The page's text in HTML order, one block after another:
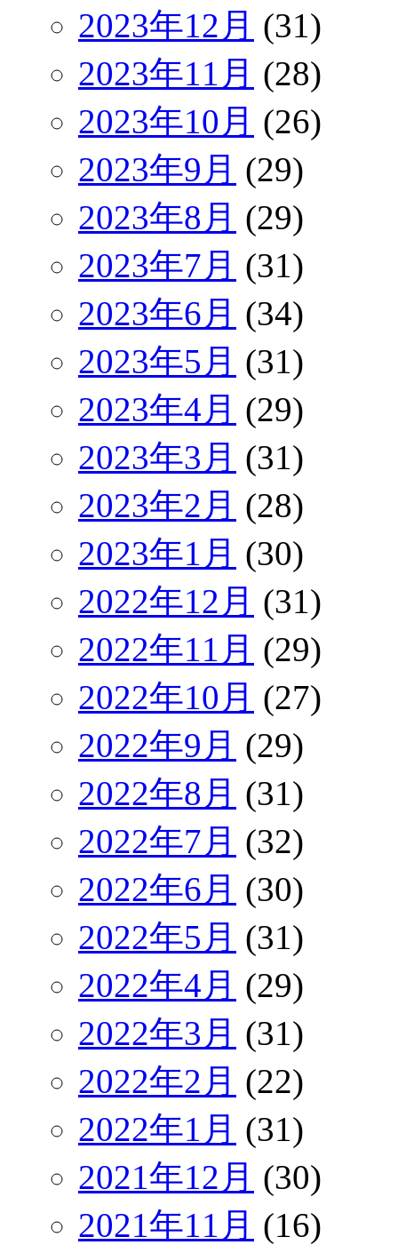
2023年12月 (31)
2023年11月 (28)
2023年10月 (26)
2023年9月 (29)
2023年8月 (29)
2023年7月 (31)
2023年6月 (34)
2023年5月 (31)
2023年4月 (29)
2023年3月 (31)
2023年2月 (28)
2023年1月 (30)
2022年12月 (31)
2022年11月 (29)
2022年10月 (27)
2022年9月 (29)
2022年8月 (31)
2022年7月 (32)
2022年6月 (30)
2022年5月 (31)
2022年4月 (29)
2022年3月 (31)
2022年2月 (22)
2022年1月 (31)
2021年12月 (30)
2021年11月 (16)